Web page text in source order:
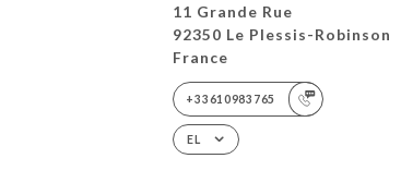
11 Grande Rue
92350 Le Plessis-Robinson
France
+33610983765
EL